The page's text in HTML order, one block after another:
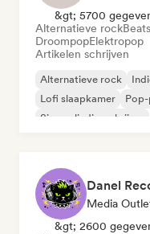
&gt; 5700
Alternatieve rock
DroompopElektropop
Artikelen schrijven
Alternatieve rock
Lofi slaapkamer
Singer-liedjesschrijver
Danel
Media
&gt; 2600